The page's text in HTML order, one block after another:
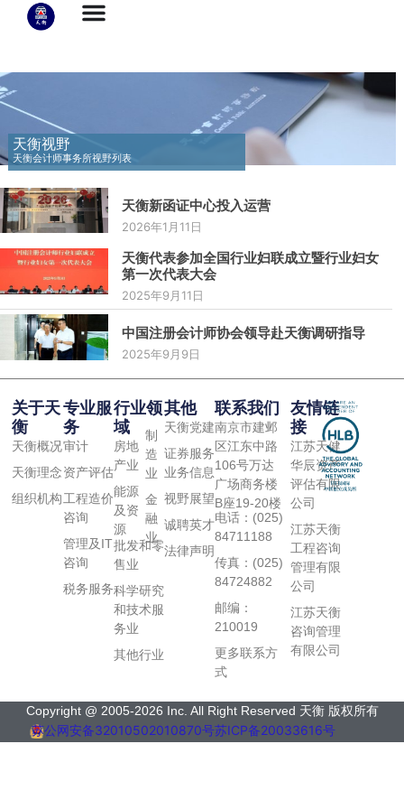
天衡视野
天衡会计师事务所视野列表
天衡新函证中心投入运营
2026年1月11日
天衡代表参加全国行业妇联成立暨行业妇女
第一次代表大会
2025年9月11日
中国注册会计师协会领导赴天衡调研指导
2025年9月9日
关于天
衡
天衡概况
天衡理念
组织机构
专业服
务
审计
资产评估
工程造价
咨询
管理及IT
咨询
税务服务
行业领
域
房地
产业
能源
及资
源
制
造
业
金
融
业
批发和零
售业
科学研究
和技术服
务业
其他行业
其他
天衡党建
证券服务
业务信息
视野展望
诚聘英才
法律声明
联系我们
南京市建邺
区江东中路
106号万达
广场商务楼
B座19-20楼
电话：(025)
84711188
传真：(025)
84724882
邮编：
210019
更多联系方
式
友情链
接
江苏天健
华辰资产
评估有限
公司
江苏天衡
工程咨询
管理有限
公司
江苏天衡
咨询管理
有限公司
Copyright @ 2005-2026 Inc. All Right Reserved 天衡 版权所有
苏公网安备32010502010870号苏ICP备20033616号